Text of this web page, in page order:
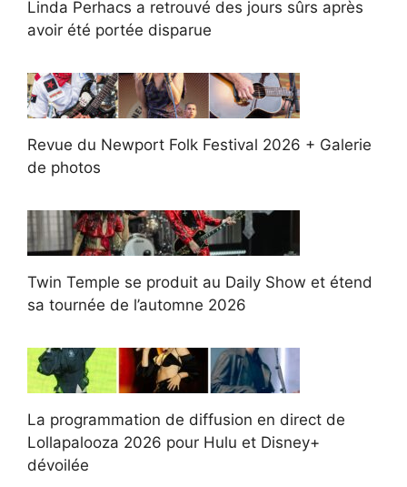
Linda Perhacs a retrouvé des jours sûrs après
avoir été portée disparue
Revue du Newport Folk Festival 2026 + Galerie
de photos
Twin Temple se produit au Daily Show et étend
sa tournée de l’automne 2026
La programmation de diffusion en direct de
Lollapalooza 2026 pour Hulu et Disney+
dévoilée